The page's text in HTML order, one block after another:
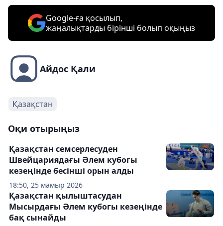
Google-ға қосылып,
жаңалықтарды бірінші болып оқыңыз
Айдос Қали
Қазақстан
Оқи отырыңыз
18:50, 25 мамыр 2026
Қазақстан семсерлесуден
Швейцариядағы Әлем кубогы
кезеңінде бесінші орын алды
Қазақстан қылыштасудан
Мысырдағы Әлем кубогы кезеңінде
бақ сынайды